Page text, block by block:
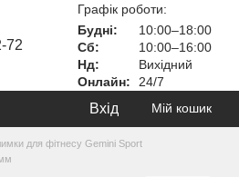
72
Графік роботи:
Будні:
10:00–18:00
Сб:
10:00–16:00
Нд:
Вихідний
Онлайн:
24/7
Вхід Мій кошик
для фітнесу Gemini Sport